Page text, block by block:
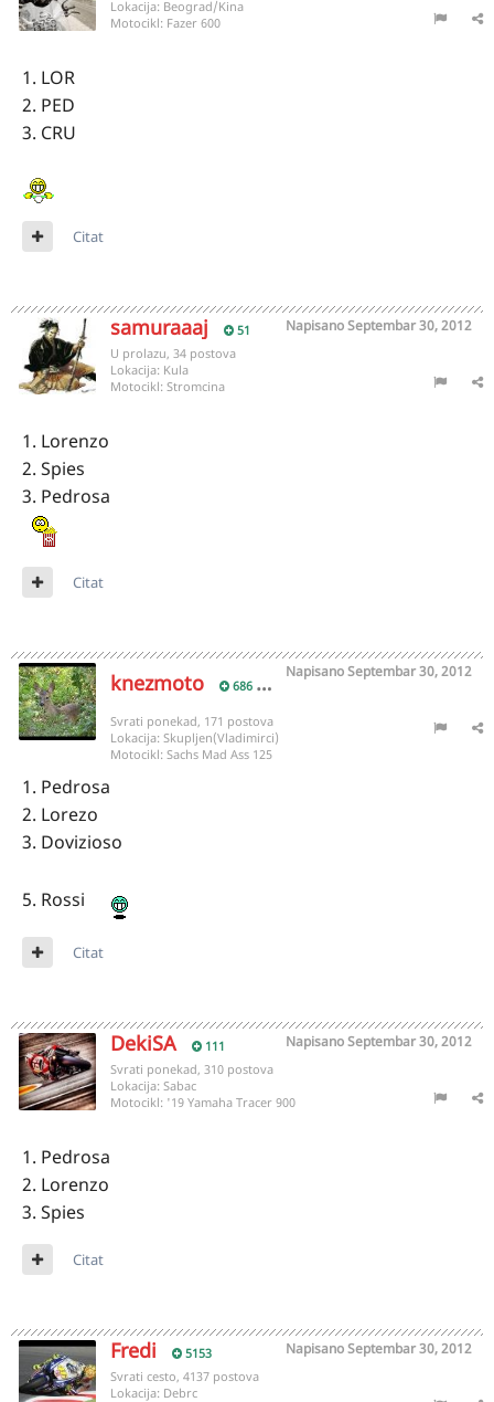
Lokacija: Beograd/Kina
Motocikl: Fazer 600
1. LOR
2. PED
3. CRU
Citat
samuraaaj 51 NapisanoSeptembar 30, 2012
U prolazu, 34 postova
Lokacija: Kula
Motocikl: Stromcina
1. Lorenzo
2. Spies
3. Pedrosa
Citat
knezmoto 686
NapisanoSeptembar 30, 2012
Svrati ponekad, 171 postova
Lokacija: Skupljen(Vladimirci)
Motocikl: Sachs Mad Ass 125
1. Pedrosa
2. Lorezo
3. Dovizioso
5. Rossi
Citat
DekiSA 111 NapisanoSeptembar 30, 2012
Svrati ponekad, 310 postova
Lokacija: Sabac
Motocikl: '19 Yamaha Tracer 900
1. Pedrosa
2. Lorenzo
3. Spies
Citat
Fredi 5153 NapisanoSeptembar 30, 2012
Svrati cesto, 4137 postova
Lokacija: Debrc